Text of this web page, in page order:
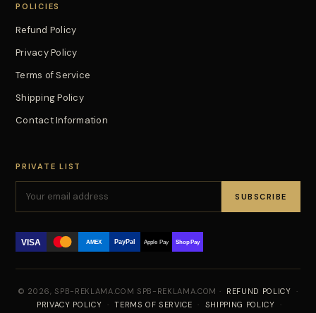
POLICIES
Refund Policy
Privacy Policy
Terms of Service
Shipping Policy
Contact Information
PRIVATE LIST
SUBSCRIBE
VISA AMEX PayPal Apple Pay Shop Pay
© 2026, SPB-REKLAMA.COM SPB-REKLAMA.COM · REFUND POLICY ·
PRIVACY POLICY · TERMS OF SERVICE · SHIPPING POLICY ·